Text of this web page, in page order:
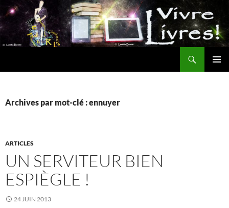
Aller
au
contenu
Archives par mot-clé : ennuyer
ARTICLES
UN SERVITEUR BIEN
ESPIÈGLE !
24 JUIN 2013